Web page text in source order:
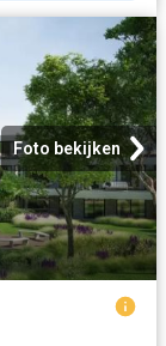
Foto bekijken